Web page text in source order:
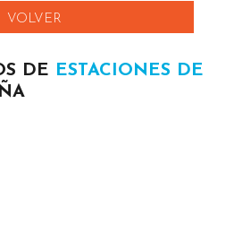
VOLVER
DE ESTACIONES DE